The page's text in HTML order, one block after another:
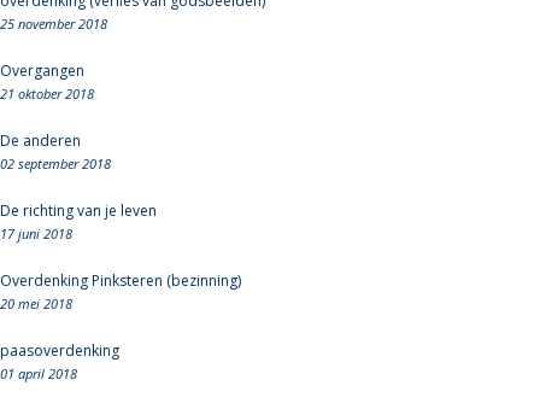
25 november 2018
Overgangen
21 oktober 2018
De anderen
02 september 2018
De richting van je leven
17 juni 2018
Overdenking Pinksteren (bezinning)
20 mei 2018
paasoverdenking
01 april 2018